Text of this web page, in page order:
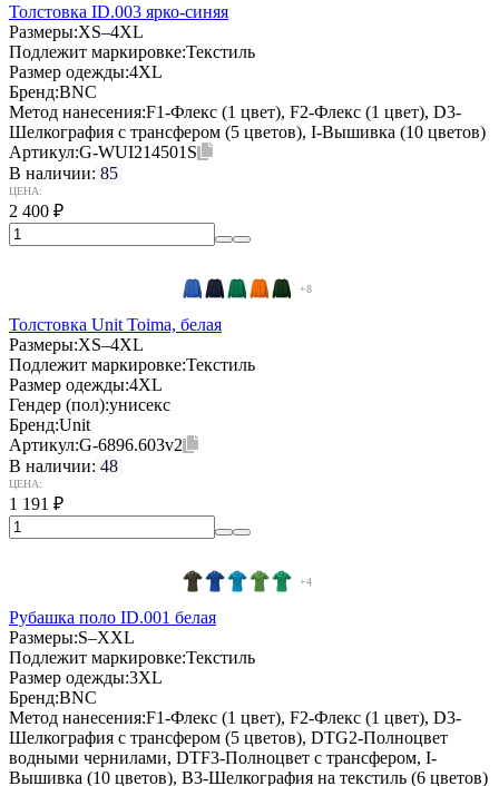
Толстовка ID.003 ярко-синяя
Размеры:XS–4XL
Подлежит маркировке:Текстиль
Размер одежды:4XL
Бренд:BNC
Метод нанесения:F1-Флекс (1 цвет), F2-Флекс (1 цвет), D3-
Шелкография с трансфером (5 цветов), I-Вышивка (10 цветов)
Артикул:G-WUI214501S
В наличии: 85
ЦЕНА:
2 400 ₽
+8
Толстовка Unit Toima, белая
Размеры:XS–4XL
Подлежит маркировке:Текстиль
Размер одежды:4XL
Гендер (пол):унисекс
Бренд:Unit
Артикул:G-6896.603v2
В наличии: 48
ЦЕНА:
1 191 ₽
+4
Рубашка поло ID.001 белая
Размеры:S–XXL
Подлежит маркировке:Текстиль
Размер одежды:3XL
Бренд:BNC
Метод нанесения:F1-Флекс (1 цвет), F2-Флекс (1 цвет), D3-
Шелкография с трансфером (5 цветов), DTG2-Полноцвет
водными чернилами, DTF3-Полноцвет с трансфером, I-
Вышивка (10 цветов), B3-Шелкография на текстиль (6 цветов)